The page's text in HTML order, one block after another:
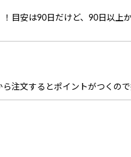
！目安は90日だけど、90日以上
ら注文するとポイントがつくの